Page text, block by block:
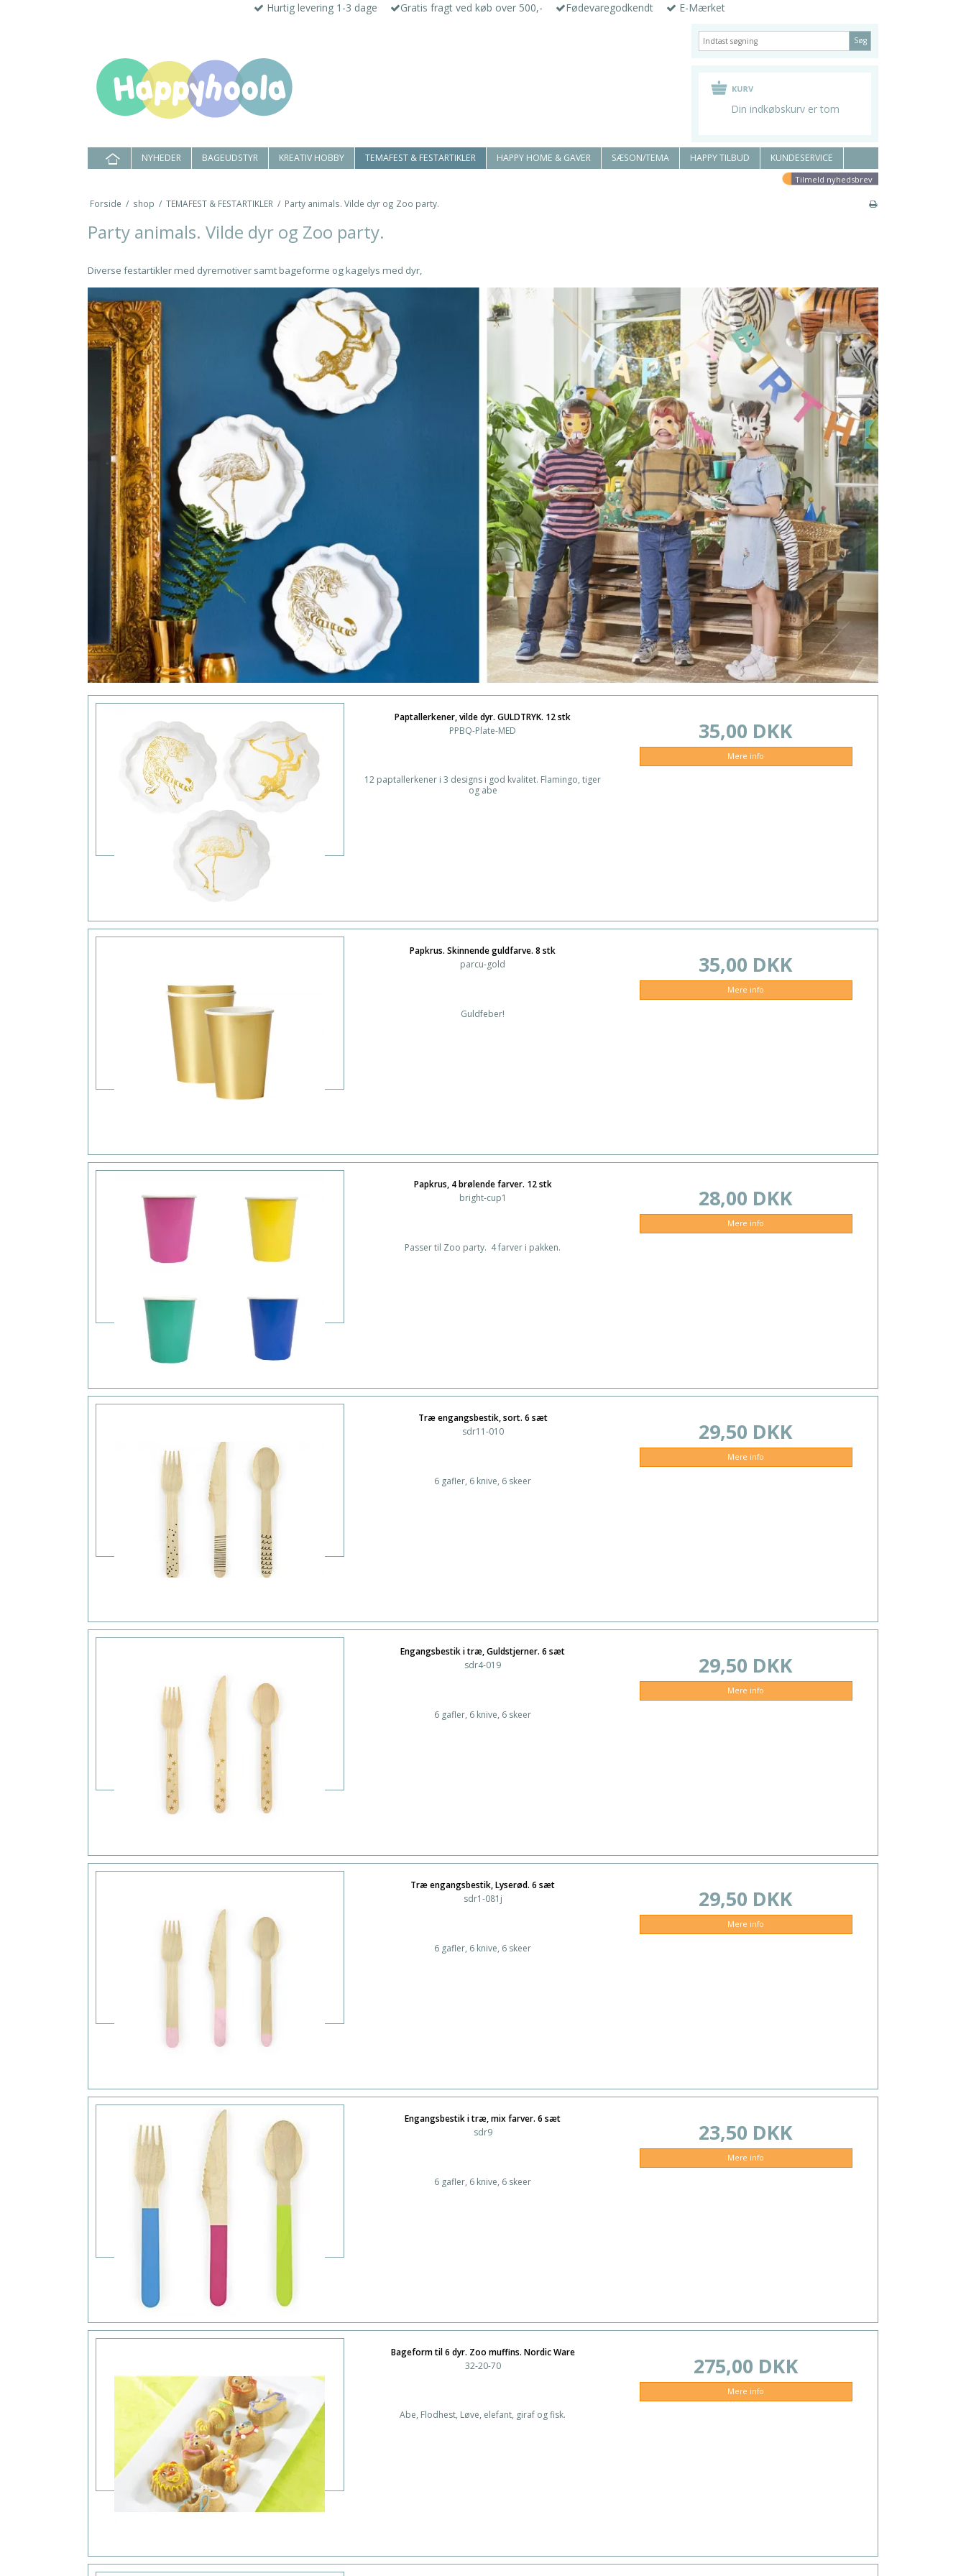
Hurtig levering 1-3 dage Gratis fragt ved køb over 500,- Fødevaregodkendt E-Mærket
Søg
Din indkøbskurv er tom
NYHEDER BAGEUDSTYR KREATIV HOBBY TEMAFEST & FESTARTIKLER HAPPY HOME & GAVER SÆSON/TEMA HAPPY TILBUD KUNDESERVICE
Tilmeld nyhedsbrev
Forside / shop / TEMAFEST & FESTARTIKLER / Party animals. Vilde dyr og Zoo party.
Party animals. Vilde dyr og Zoo party.
Diverse festartikler med dyremotiver samt bageforme og kagelys med dyr,
Paptallerkener, vilde dyr. GULDTRYK. 12 stk
PPBQ-Plate-MED
12 paptallerkener i 3 designs i god kvalitet. Flamingo, tiger
og abe
35,00 DKK
Mere info
Papkrus. Skinnende guldfarve. 8 stk
parcu-gold
Guldfeber!
35,00 DKK
Mere info
Papkrus, 4 brølende farver. 12 stk
bright-cup1
Passer til Zoo party. 4 farver i pakken.
28,00 DKK
Mere info
Træ engangsbestik, sort. 6 sæt
sdr11-010
6 gafler, 6 knive, 6 skeer
29,50 DKK
Mere info
Engangsbestik i træ, Guldstjerner. 6 sæt
sdr4-019
6 gafler, 6 knive, 6 skeer
29,50 DKK
Mere info
Træ engangsbestik, Lyserød. 6 sæt
sdr1-081j
6 gafler, 6 knive, 6 skeer
29,50 DKK
Mere info
Engangsbestik i træ, mix farver. 6 sæt
sdr9
6 gafler, 6 knive, 6 skeer
23,50 DKK
Mere info
Bageform til 6 dyr. Zoo muffins. Nordic Ware
32-20-70
Abe, Flodhest, Løve, elefant, giraf og fisk.
275,00 DKK
Mere info